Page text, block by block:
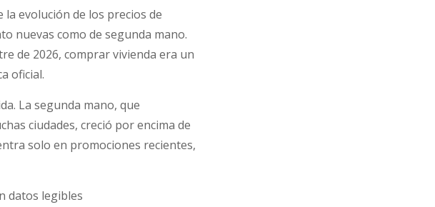
la evolución de los precios de
nuevas como de segunda mano.
de 2026, comprar vivienda era un
oficial.
La segunda mano, que
ciudades, creció por encima de
solo en promociones recientes,